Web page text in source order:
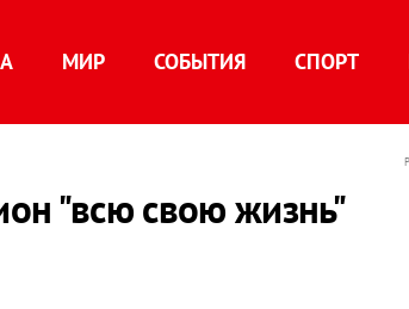
МИР СОБЫТИЯ СПОРТ
"всю свою жизнь"